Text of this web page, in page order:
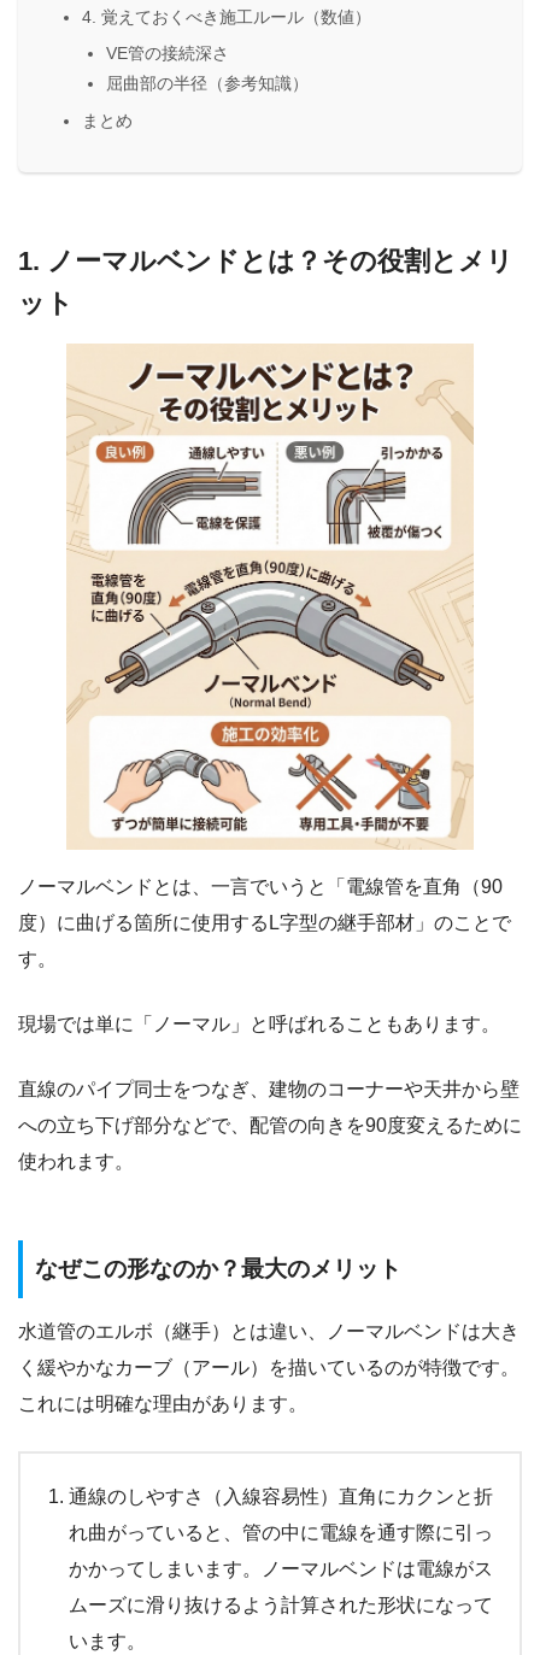
4. 覚えておくべき施工ルール（数値）
VE管の接続深さ
屈曲部の半径（参考知識）
まとめ
1. ノーマルベンドとは？その役割とメリ
ット
ノーマルベンドとは、一言でいうと「電線管を直角（90
度）に曲げる箇所に使用するL字型の継手部材」のことで
す。
現場では単に「ノーマル」と呼ばれることもあります。
直線のパイプ同士をつなぎ、建物のコーナーや天井から壁
への立ち下げ部分などで、配管の向きを90度変えるために
使われます。
なぜこの形なのか？最大のメリット
水道管のエルボ（継手）とは違い、ノーマルベンドは大き
く緩やかなカーブ（アール）を描いているのが特徴です。
これには明確な理由があります。
通線のしやすさ（入線容易性）直角にカクンと折
れ曲がっていると、管の中に電線を通す際に引っ
かかってしまいます。ノーマルベンドは電線がス
ムーズに滑り抜けるよう計算された形状になって
います。